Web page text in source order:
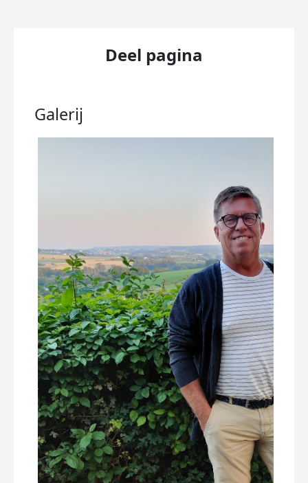
Deel pagina
Galerij